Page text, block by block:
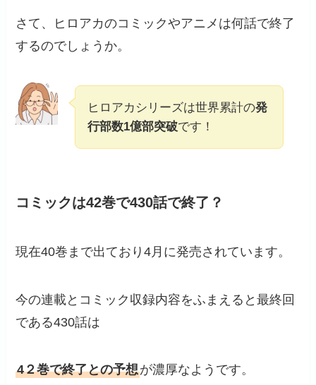
さて、ヒロアカのコミックやアニメは何話で終了
するのでしょうか。
ヒロアカシリーズは世界累計の発
行部数1億部突破です！
コミックは42巻で430話で終了？
現在40巻まで出ており4月に発売されています。
今の連載とコミック収録内容をふまえると最終回
である430話は
4２巻で終了との予想が濃厚なようです。